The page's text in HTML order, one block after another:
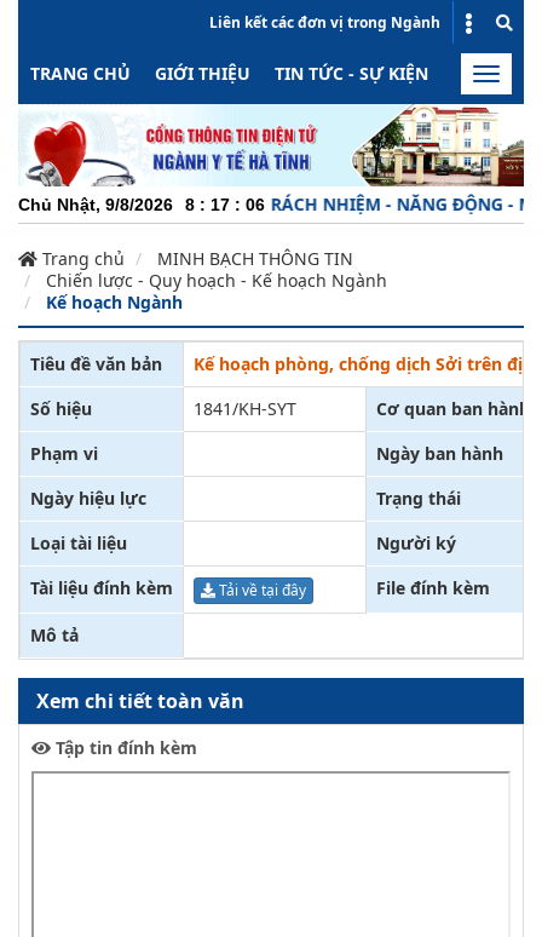
Liên kết các đơn vị trong Ngành
TRANG CHỦ GIỚI THIỆU TIN TỨC - SỰ KIỆN HOẠT
Toggle
Chủ Nhật, 9/8/2026 8 : 17 : 06
CHUYÊN NGHIỆP - TRÁCH NHIỆM - NĂNG ĐỘNG -
Trang chủ
MINH BẠCH THÔNG TIN
Chiến lược - Quy hoạch - Kế hoạch Ngành
Kế hoạch Ngành
Tiêu đề văn bản
Kế hoạch phòng, chống dịch Sởi trên địa
Số hiệu
1841/KH-SYT
Cơ quan ban hành
Phạm vi
Ngày ban hành
Ngày hiệu lực
Trạng thái
Loại tài liệu
Người ký
Tài liệu đính kèm
Tải về tại đây File đính kèm
Mô tả
Xem chi tiết toàn văn
Tập tin đính kèm